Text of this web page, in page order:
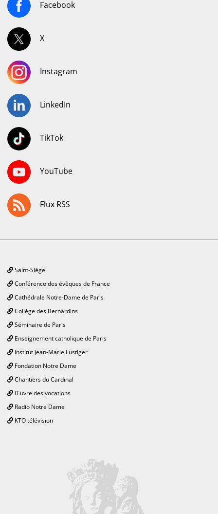
Facebook
X
Instagram
LinkedIn
TikTok
YouTube
Flux RSS
Saint-Siège
Conférence des évêques de France
Cathédrale Notre-Dame de Paris
Collège des Bernardins
Séminaire de Paris
Enseignement catholique de Paris
Institut Jean-Marie Lustiger
Fondation Notre Dame
Chantiers du Cardinal
Œuvre des vocations
Radio Notre Dame
KTO télévision